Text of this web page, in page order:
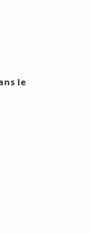
le